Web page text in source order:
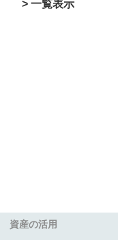
> 一覧表示
資産の活用